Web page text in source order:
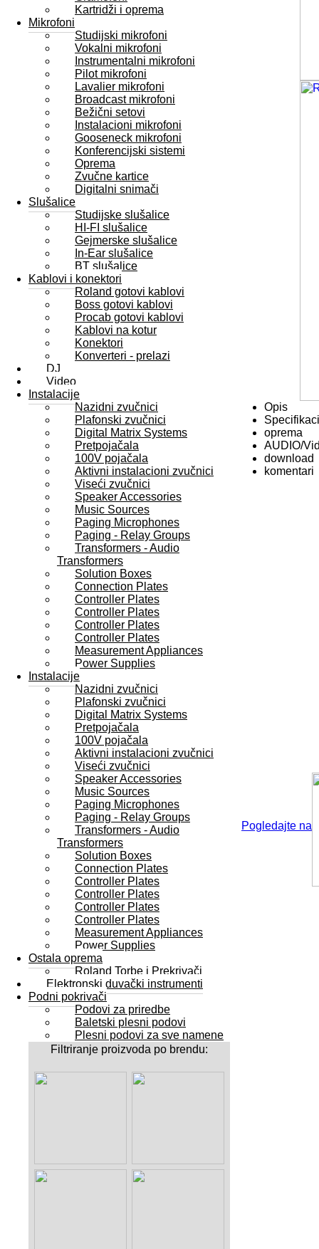
Kartridži i oprema
Mikrofoni
Studijski mikrofoni
Vokalni mikrofoni
Instrumentalni mikrofoni
Pilot mikrofoni
Lavalier mikrofoni
Broadcast mikrofoni
Bežični setovi
Instalacioni mikrofoni
Gooseneck mikrofoni
Konferencijski sistemi
Oprema
Zvučne kartice
Digitalni snimači
Slušalice
Studijske slušalice
HI-FI slušalice
Gejmerske slušalice
In-Ear slušalice
BT slušalice
Kablovi i konektori
Roland gotovi kablovi
Boss gotovi kablovi
Procab gotovi kablovi
Kablovi na kotur
Konektori
Konverteri - prelazi
DJ
Video
Instalacije
Nazidni zvučnici
Plafonski zvučnici
Digital Matrix Systems
Pretpojačala
100V pojačala
Aktivni instalacioni zvučnici
Viseći zvučnici
Speaker Accessories
Music Sources
Paging Microphones
Paging - Relay Groups
Transformers - Audio
Transformers
Solution Boxes
Connection Plates
Controller Plates
Controller Plates
Controller Plates
Controller Plates
Measurement Appliances
Power Supplies
Instalacije
Nazidni zvučnici
Plafonski zvučnici
Digital Matrix Systems
Pretpojačala
100V pojačala
Aktivni instalacioni zvučnici
Viseći zvučnici
Speaker Accessories
Music Sources
Paging Microphones
Paging - Relay Groups
Transformers - Audio
Transformers
Solution Boxes
Connection Plates
Controller Plates
Controller Plates
Controller Plates
Controller Plates
Measurement Appliances
Power Supplies
Ostala oprema
Roland Torbe i Prekrivači
Elektronski duvački instrumenti
Podni pokrivači
Podovi za priredbe
Baletski plesni podovi
Plesni podovi za sve namene
Filtriranje proizvoda po brendu:
Opis
oprema
AUDIO/
download
komentari
Pogledajte na